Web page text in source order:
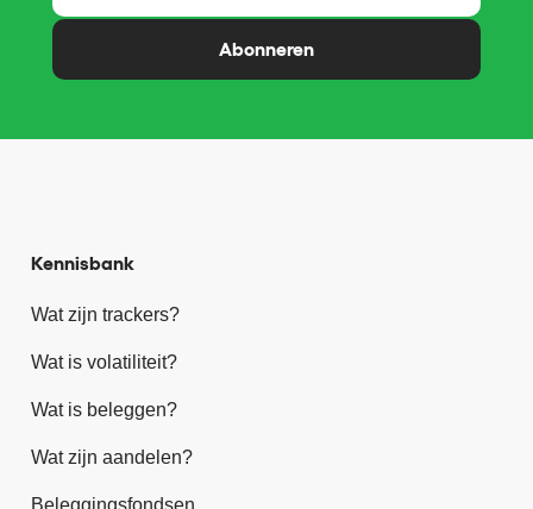
Abonneren
Kennisbank
Wat zijn trackers?
Wat is volatiliteit?
Wat is beleggen?
Wat zijn aandelen?
Beleggingsfondsen